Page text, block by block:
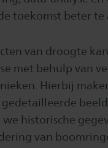
toekomst beter
van droogte
met behulp van
Hierbij
we historische
van